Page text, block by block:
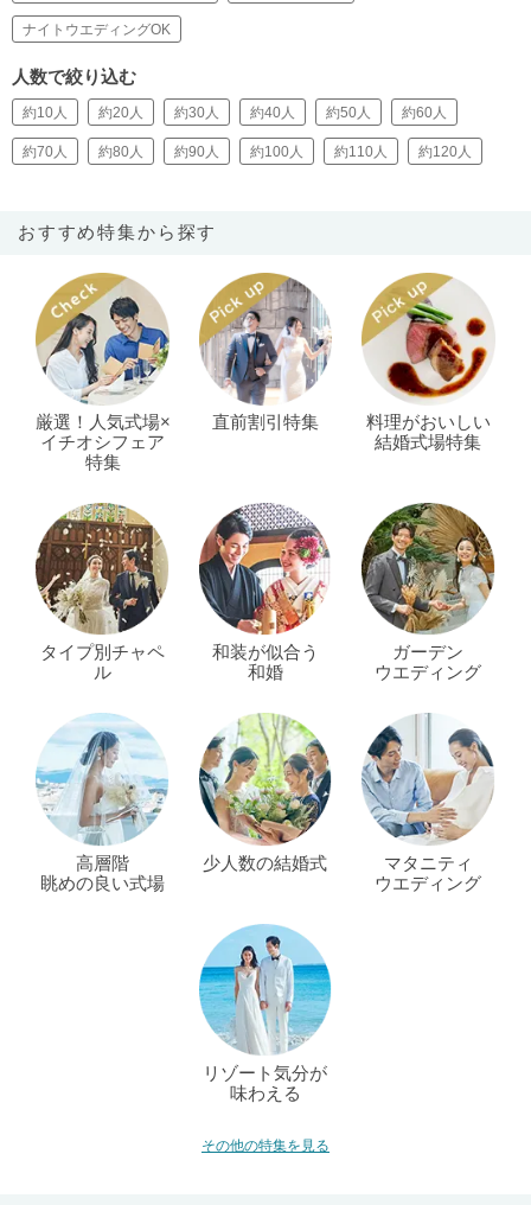
ナイトウエディングOK
人数で絞り込む
約10人 約20人 約30人 約40人 約50人 約60人
約70人 約80人 約90人 約100人 約110人 約120人
おすすめ特集から探す
厳選！人気式場×
イチオシフェア
特集
直前割引特集
料理がおいしい
結婚式場特集
タイプ別チャペ
ル
和装が似合う
和婚
ガーデン
ウエディング
高層階
眺めの良い式場
少人数の結婚式
マタニティ
ウエディング
リゾート気分が
味わえる
その他の特集を見る